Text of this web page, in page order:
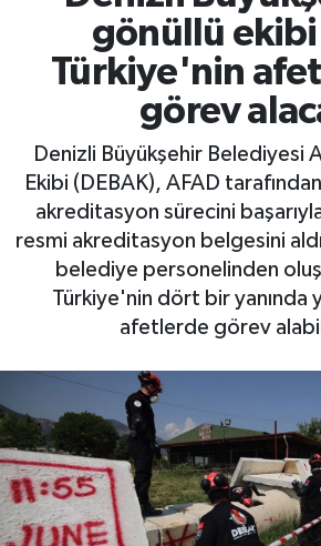
gönüllü ekibi
Türkiye'nin
görev
Denizli Büyükşehir Belediyesi
Ekibi (DEBAK), AFAD
akreditasyon sürecini
resmi akreditasyon belgesini
belediye personelinden
Türkiye'nin dört bir yanında
afetlerde görev
Tüm Manşetler
Son Dakika Haberleri